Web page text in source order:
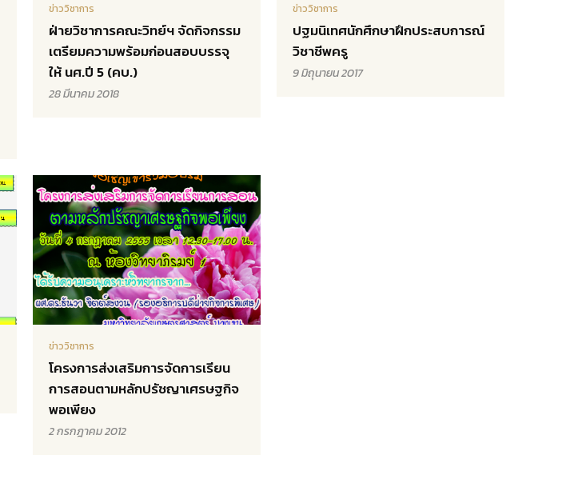
ข่าววิชาการ
ฝ่ายวิชาการคณะวิทย์ฯ จัดกิจกรรม
เตรียมความพร้อมก่อนสอบบรรจุ
ให้ นศ.ปี 5 (คบ.)
28 มีนาคม 2018
ข่าววิชาการ
ปฐมนิเทศนักศึกษาฝึกประสบการณ์
วิชาชีพครู
9 มิถุนายน 2017
ข่าววิชาการ
โครงการส่งเสริมการจัดการเรียน
การสอนตามหลักปรัชญาเศรษฐกิจ
พอเพียง
2 กรกฎาคม 2012